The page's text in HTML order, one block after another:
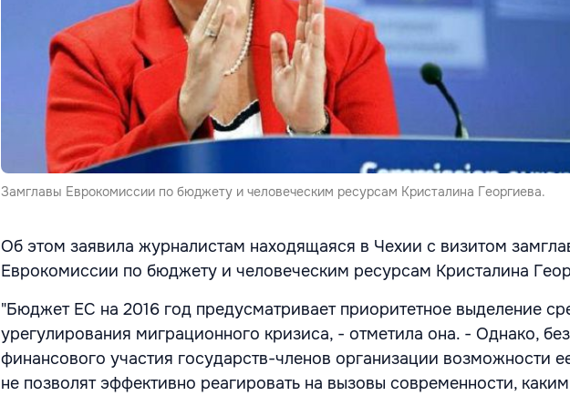
Замглавы Еврокомиссии по бюджету и человеческим ресурсам Кристалина Георгиева.
Об этом заявила журналистам находящаяся в Чехии с визитом
Еврокомиссии по бюджету и человеческим ресурсам Кристалина
"Бюджет ЕС на 2016 год предусматривает приоритетное выделение
урегулирования миграционного кризиса, - отметила она. - Однако, без
финансового участия государств-членов организации возможности
не позволят эффективно реагировать на вызовы современности,